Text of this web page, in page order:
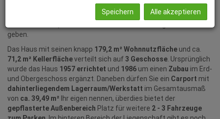
Strettweger Siedlungslage.Neben demgroßen Grundstück
besticht diese Liegenschaft vor allem auch durch dievielen
geben.
Das Haus mit seinen knapp 179,2 m² Wohnnutzfläche und ca.
71,2 m² Kellerflächeverteilt sich auf3 Geschosse. Ursprünglich
wurde das Haus 1957 errichtet und 1986 um einen Zubau im Erd-
und Obergeschoss ergänzt. Daneben dürfen Sie ein Carport mit
dahinterliegendem Lagerraum/Werkstatt im Gesamtausmaß
von ca. 39,49 m² Ihr eigen nennen, überdies bietet der
gepflasterte Außenbereich Platz für weitere 2 - 3 Fahrzeuge
Speichern Alle akzeptieren